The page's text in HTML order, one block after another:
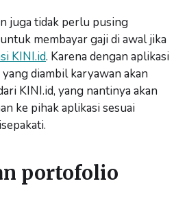
juga tidak perlu pusing
membayar gaji di awal jika
KINI.id. Karena dengan aplikasi
diambil karyawan akan
KINI.id, yang nantinya akan
ke pihak aplikasi sesuai
portofolio